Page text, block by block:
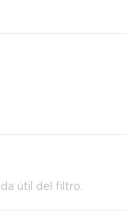
útil del filtro.